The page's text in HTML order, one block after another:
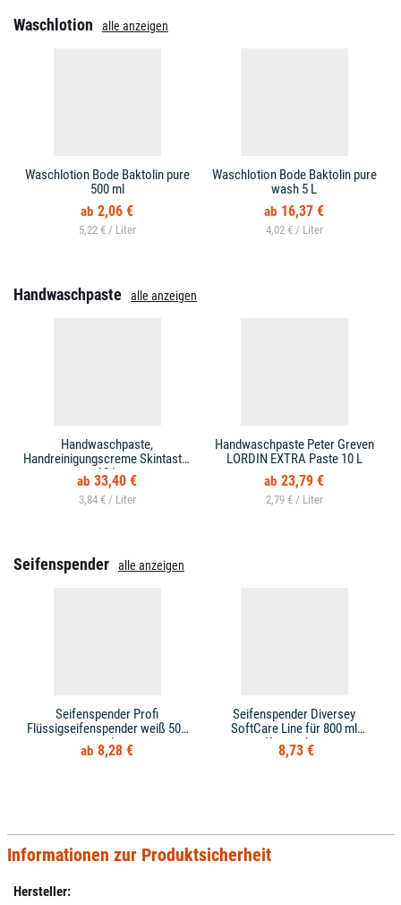
Waschlotion alle anzeigen
Waschlotion Bode Baktolin pure
500 ml
2,06 €
5,22 € /
Waschlotion Bode Baktolin pure
wash 5 L
16,37 €
4,02 € /
Handwaschpaste alle anzeigen
Handwaschpaste,
Handreinigungscreme Skintastic
10 L
33,40 €
3,84 € /
Handwaschpaste Peter Greven
LORDIN EXTRA Paste 10 L
23,79 €
2,79 € /
Seifenspender alle anzeigen
Seifenspender Profi
Flüssigseifenspender weiß 500
ml
8,28 €
Seifenspender Diversey
SoftCare Line für 800 ml
Kartuschen
8,73 €
Informationen zur Produktsicherheit
Hersteller: